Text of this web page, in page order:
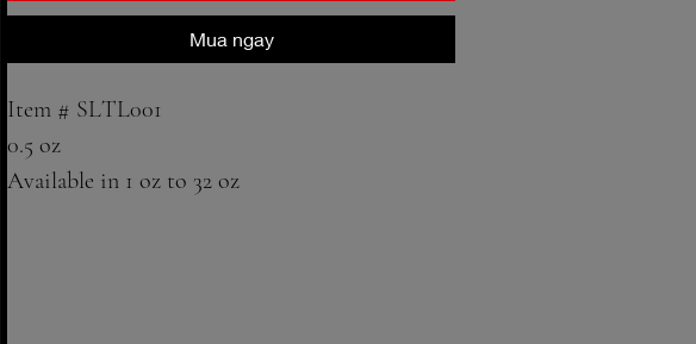
Mua ngay
Item # SLTL001
0.5 oz
Available in 1 oz to 32 oz